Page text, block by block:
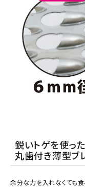
鋭いトゲを使っ
丸歯付き薄型ブ
余分な力を入れなくても